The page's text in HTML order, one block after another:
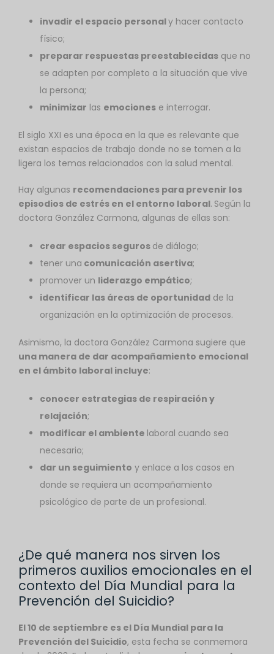
invadir el espacio personaly hacer contacto
físico;
preparar respuestas preestablecidas que no
se adapten por completo a la situación que vive
la persona;
minimizar las emociones e interrogar.
El siglo XXI es una época en la que es relevante que
existan espacios de trabajo donde no se tomen a la
ligera los temas relacionados con la salud mental.
Hay algunas recomendaciones para prevenir los
episodios de estrés en el entorno laboral. Según la
doctora González Carmona, algunas de ellas son:
crear espacios seguros de diálogo;
tener una comunicación asertiva;
promover un liderazgo empático;
identificar las áreas de oportunidad de la
organización en la optimización de procesos.
Asimismo, la doctora González Carmona sugiere que
una manera de dar acompañamiento emocional
en el ámbito laboral incluye:
conocer estrategias de respiración y
relajación;
modificar el ambiente laboral cuando sea
necesario;
dar un seguimiento y enlace a los casos en
donde se requiera un acompañamiento
psicológico de parte de un profesional.
¿De qué manera nos sirven los
primeros auxilios emocionales en el
contexto del Día Mundial para la
Prevención del Suicidio?
El 10 de septiembre es el Día Mundial para la
Prevención del Suicidio, esta fecha se conmemora